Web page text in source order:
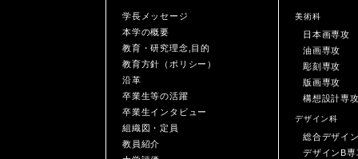
学長メッセージ
本学の概要
教育・研究理念,目的
教育方針（ポリシー）
沿革
卒業生等の活躍
卒業生インタビュー
組織図・定員
教員紹介
美術科
日本画専攻
油画専攻
彫刻専攻
版画専攻
構想設計専
デザイン科
総合デザイ
デザインB専